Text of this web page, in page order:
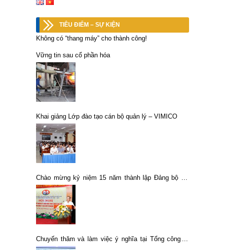
TIÊU ĐIỂM – SỰ KIỆN
Không có “thang máy” cho thành công!
Vững tin sau cổ phần hóa
Khai giảng Lớp đào tạo cán bộ quản lý – VIMICO
Chào mừng kỷ niệm 15 năm thành lập Đảng bộ cơ
sở Tổng công ty Khoáng sản – TKV (11/9/2008 –
11/9/2023).
Chuyến thăm và làm việc ý nghĩa tại Tổng công ty
Khoáng sản – TKV và các đơn vị vùng Tây Bắc của